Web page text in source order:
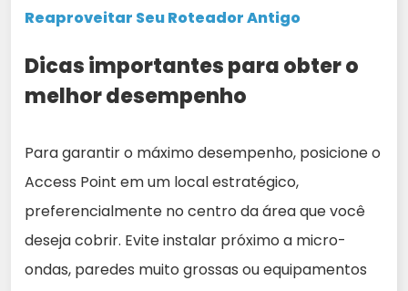
Reaproveitar Seu Roteador Antigo
Dicas importantes para obter o
melhor desempenho
Para garantir o máximo desempenho, posicione o
Access Point em um local estratégico,
preferencialmente no centro da área que você
deseja cobrir. Evite instalar próximo a micro-
ondas, paredes muito grossas ou equipamentos